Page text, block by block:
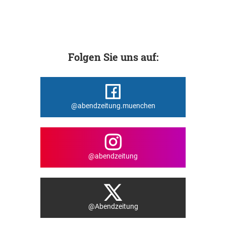
Folgen Sie uns auf:
@abendzeitung.muenchen
@abendzeitung
@Abendzeitung